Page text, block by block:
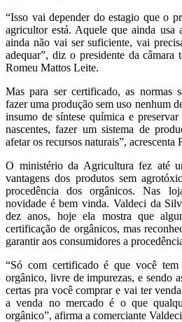
“Isso vai depender do estagio que o
agricultor está. Aquele que ainda usa
ainda não vai ser suficiente, vai
adequar”, diz o presidente da câmara
Romeu Mattos Leite.
Mas para ser certificado, as normas
fazer uma produção sem uso nenhum
insumo de síntese química e
nascentes, fazer um sistema de
afetar os recursos naturais”, acrescenta
O ministério da Agricultura fez até
vantagens dos produtos sem
procedência dos orgânicos. Nas
novidade é bem vinda. Valdeci da
dez anos, hoje ela mostra que
certificação de orgânicos, mas
garantir aos consumidores a
“Só com certificado é que você
orgânico, livre de impurezas, e sendo
certas pra você comprar e vai ter
a venda no mercado é o que
orgânico”, afirma a comerciante